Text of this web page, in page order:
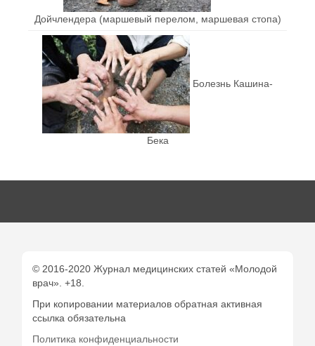
Дойчлендера (маршевый перелом, маршевая стопа)
Болезнь Кашина-
Бека
© 2016-2020 Журнал медицинских статей «Молодой
врач». +18.
При копировании материалов обратная активная
ссылка обязательна
Политика конфиденциальности